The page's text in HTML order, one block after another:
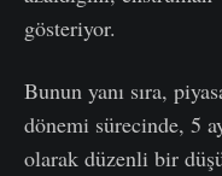
gösteriyor.
Bunun yanı sıra,
dönemi sürecinde, 5
olarak düzenli bir